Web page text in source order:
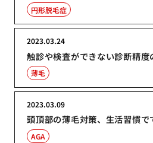
円形脱毛症
触診や検査ができない診断精度
2023.03.24
薄毛
頭頂部の薄毛対策、生活習慣で
2023.03.09
AGA